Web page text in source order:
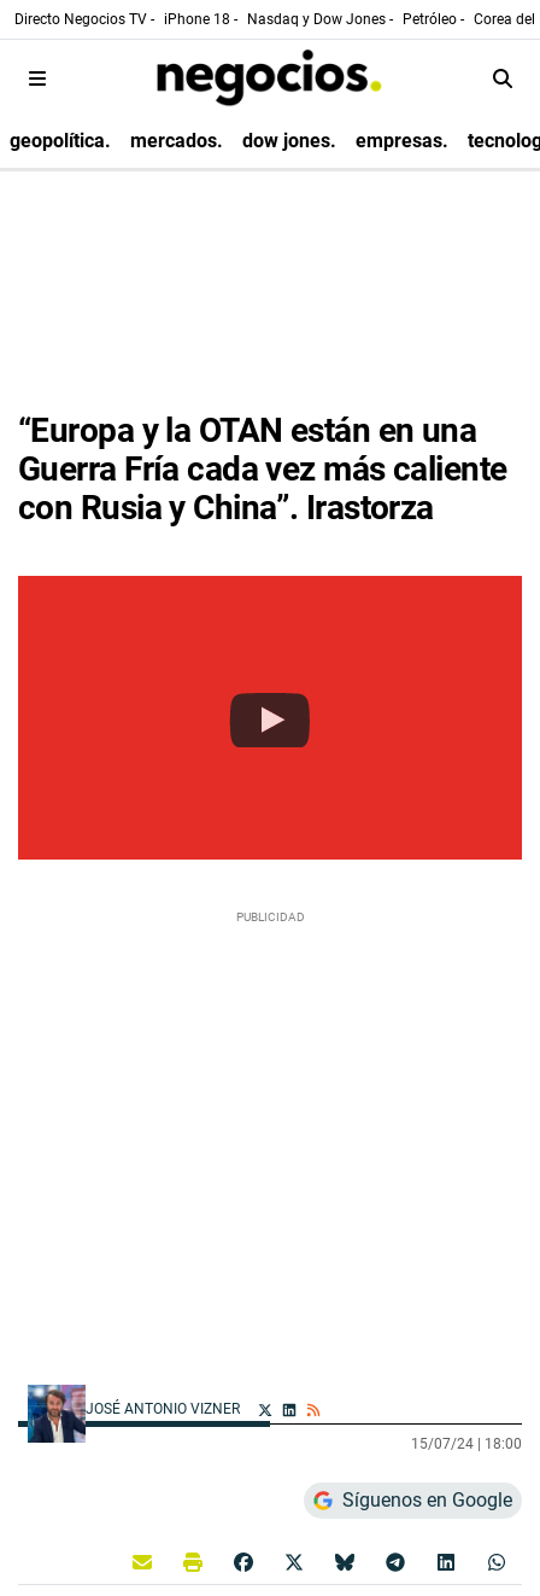
Directo Negocios TV - iPhone 18 - Nasdaq y Dow Jones - Petróleo - Corea
geopolítica. mercados. dow jones. empresas.
“Europa y la OTAN están en una
Guerra Fría cada vez más caliente
con Rusia y China”. Irastorza
JOSÉ ANTONIO VIZNER
15/07/24 | 18:00
Síguenos en Google